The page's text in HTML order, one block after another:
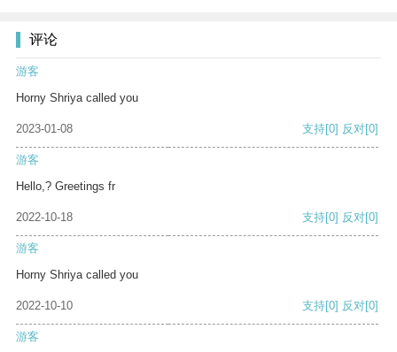
评论
游客
Horny Shriya called you
2023-01-08 支持[0] 反对[0]
游客
Hello,? Greetings fr
2022-10-18 支持[0] 反对[0]
游客
Horny Shriya called you
2022-10-10 支持[0] 反对[0]
游客